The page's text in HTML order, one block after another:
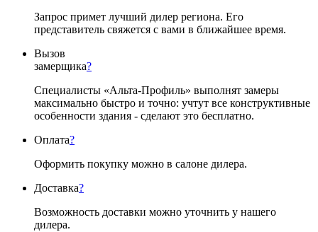
Запрос примет лучший дилер региона. Его
представитель свяжется с вами в ближайшее время.
Вызов
замерщика?
Специалисты «Альта-Профиль» выполнят замеры
максимально быстро и точно: учтут все конструктивные
особенности здания - сделают это бесплатно.
Оплата?
Оформить покупку можно в салоне дилера.
Доставка?
Возможность доставки можно уточнить у нашего
дилера.